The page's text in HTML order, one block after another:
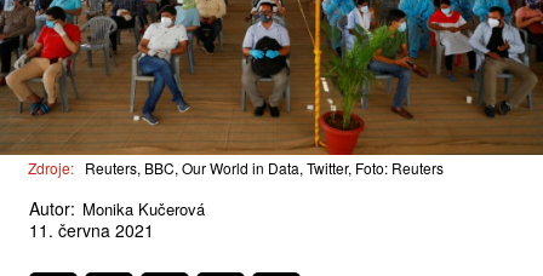
Zdroje: Reuters, BBC, Our World in Data, Twitter, Foto: Reuters
Autor: Monika Kučerová
11. června 2021